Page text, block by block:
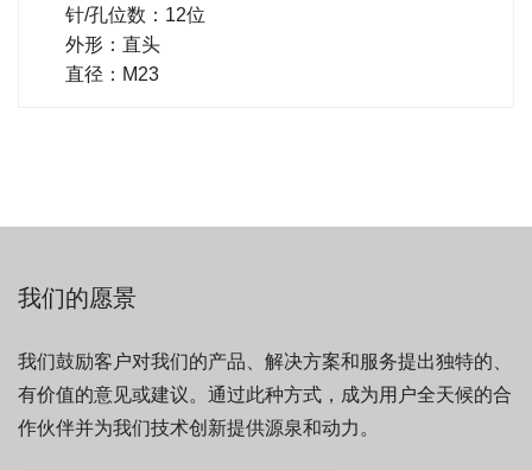
针/孔位数：12位
外形：直头
直径：M23
我们的愿景
我们鼓励客户对我们的产品、解决方案和服务提出独特的、
有价值的意见或建议。通过此种方式，成为用户全天候的合
作伙伴并为我们技术创新提供源泉和动力。